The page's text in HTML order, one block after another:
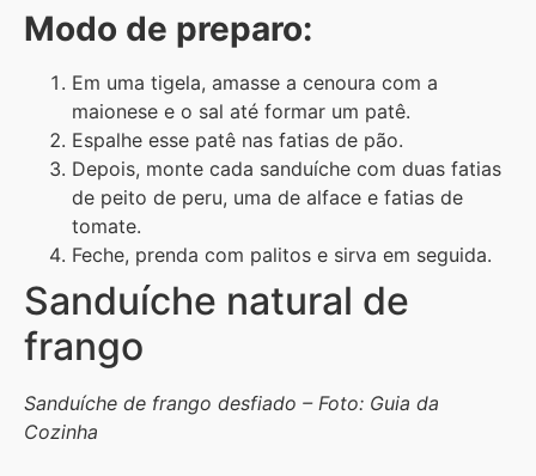
Modo de preparo:
Em uma tigela, amasse a cenoura com a
maionese e o sal até formar um patê.
Espalhe esse patê nas fatias de pão.
Depois, monte cada sanduíche com duas fatias
de peito de peru, uma de alface e fatias de
tomate.
Feche, prenda com palitos e sirva em seguida.
Sanduíche natural de
frango
Sanduíche de frango desfiado – Foto: Guia da
Cozinha